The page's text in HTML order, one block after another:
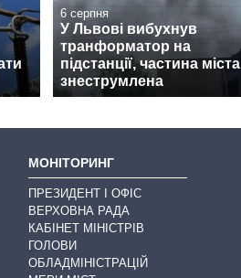
6 серпня
У Львові вибухнув
транформатор на
підстанції, частина міста
знеструмлена
МОНІТОРИНГ
ПРЕЗИДЕНТ І ОФІС
ВЕРХОВНА РАДА
КАБІНЕТ МІНІСТРІВ
ГОЛОВИ
ОБЛАДМІНІСТРАЦІЙ